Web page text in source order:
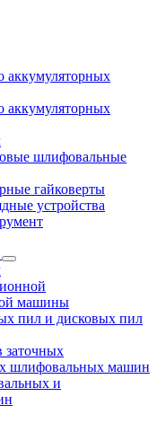
аккумуляторных
аккумуляторных
шлифовальные
гайковерты
устройства
машины
пил и дисковых пил
заточных
шлифовальных машин
и